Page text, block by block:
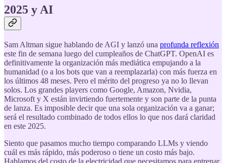
2025 y AI
Sam Altman sigue hablando de AGI y lanzó una profunda reflexión
este fin de semana luego del cumpleaños de ChatGPT. OpenAI es
definitivamente la organización más mediática empujando a la
humanidad (o a los bots que van a reemplazarla) con más fuerza en
los últimos 48 meses. Pero el mérito del progreso ya no lo llevan
solos. Los grandes players como Google, Amazon, Nvidia,
Microsoft y X están invirtiendo fuertemente y son parte de la punta
de lanza. Es imposible decir que una sola organización va a ganar;
será el resultado combinado de todos ellos lo que nos dará claridad
en este 2025.
Siento que pasamos mucho tiempo comparando LLMs y viendo
cuál es más rápido, más poderoso o tiene un costo más bajo.